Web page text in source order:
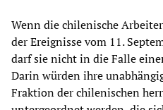
Wenn die chilenische
der Ereignisse vom 11.
darf sie nicht in die Falle
Darin würden ihre
Fraktion der chilenischen